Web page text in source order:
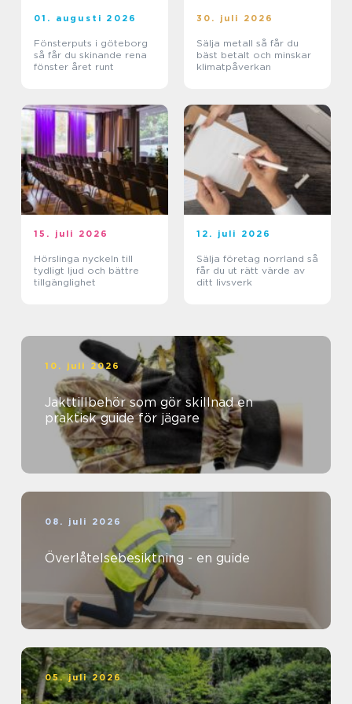
01. augusti 2026
Fönsterputs i göteborg
så får du skinande rena
fönster året runt
30. juli 2026
Sälja metall så får du
bäst betalt och minskar
klimatpåverkan
15. juli 2026
Hörslinga nyckeln till
tydligt ljud och bättre
tillgänglighet
12. juli 2026
Sälja företag norrland så
får du ut rätt värde av
ditt livsverk
10. juli 2026
Jakttillbehör som gör skillnad en
praktisk guide för jägare
08. juli 2026
Överlåtelsebesiktning - en guide
05. juli 2026